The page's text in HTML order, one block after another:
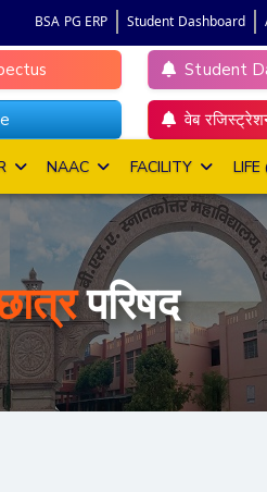
BSA PG ERP Student Dashboard
Student
वेब
NAAC FACILITY
परिषद